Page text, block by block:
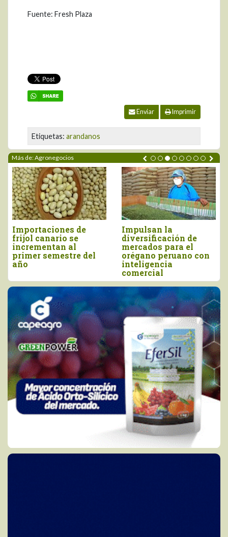
Fuente: Fresh Plaza
Enviar Imprimir
Etiquetas: arandanos
Más de: Agronegocios
de
se
del
Impulsan la
diversificación de
mercados para el
orégano peruano con
Perú importó
más de US$
millones,
y junio